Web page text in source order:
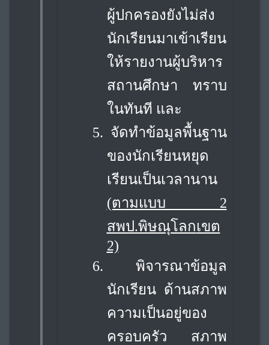
ผู้ปกครองยังไม่ส่ง
นักเรียนมาเข้าเรียน
ให้รายงานผู้บริหาร
สถานศึกษา ทราบ
ในทันที และ
5. จัดทำข้อมูลพื้นฐาน
ของนักเรียนหยุด
เรียนเป็นเวลานาน
(ตามแบบ 2
สพป.พิษณุโลกเขต
2)
6.
พิจารณาข้อมูล
นักเรียน ด้านสภาพ
ความเป็นอยู่ของ
ครอบครัว สภาพ